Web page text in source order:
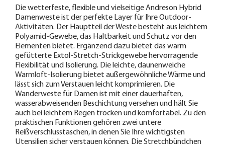
Die wetterfeste, flexible und vielseitige Andreson Hybrid
Damenweste ist der perfekte Layer für Ihre Outdoor-
Aktivitäten. Der Hauptteil der Weste besteht aus leichtem
Polyamid-Gewebe, das Haltbarkeit und Schutz vor den
Elementen bietet. Ergänzend dazu bietet das warm
gefütterte Extol-Stretch-Strickgewebe hervorragende
Flexibilität und Isolierung. Die leichte, daunenweiche
Warmloft-Isolierung bietet außergewöhnliche Wärme und
lässt sich zum Verstauen leicht komprimieren. Die
Wanderweste für Damen ist mit einer dauerhaften,
wasserabweisenden Beschichtung versehen und hält Sie
auch bei leichtem Regen trocken und komfortabel. Zu den
praktischen Funktionen gehören zwei untere
Reißverschlusstaschen, in denen Sie Ihre wichtigsten
Utensilien sicher verstauen können. Die Stretchbündchen